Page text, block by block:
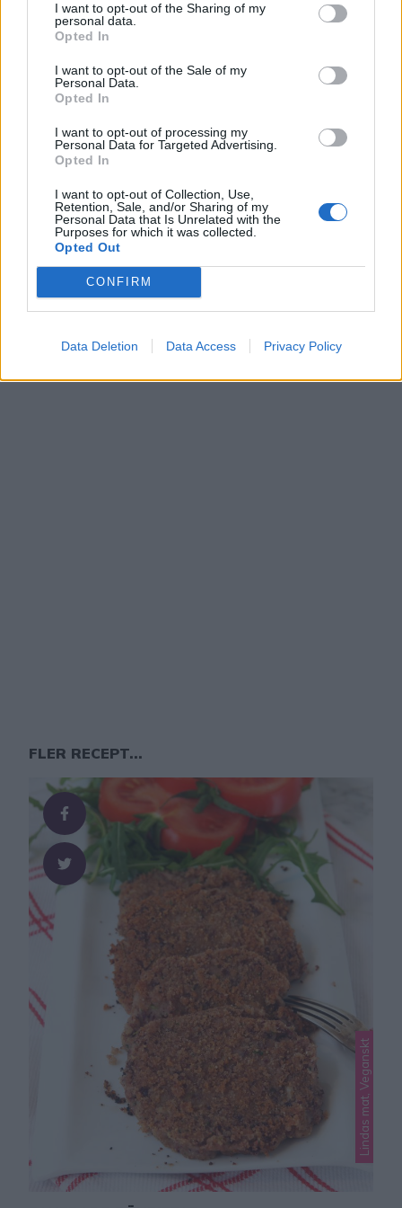
I want to opt-out of the Sharing of my
personal data.
Opted In
I want to opt-out of the Sale of my
Personal Data.
Opted In
I want to opt-out of processing my
Personal Data for Targeted Advertising.
Opted In
I want to opt-out of Collection, Use,
Retention, Sale, and/or Sharing of my
Personal Data that Is Unrelated with the
Purposes for which it was collected.
Opted Out
CONFIRM
Data Deletion Data Access Privacy Policy
FLER RECEPT...
Lindas mat, Veganskt